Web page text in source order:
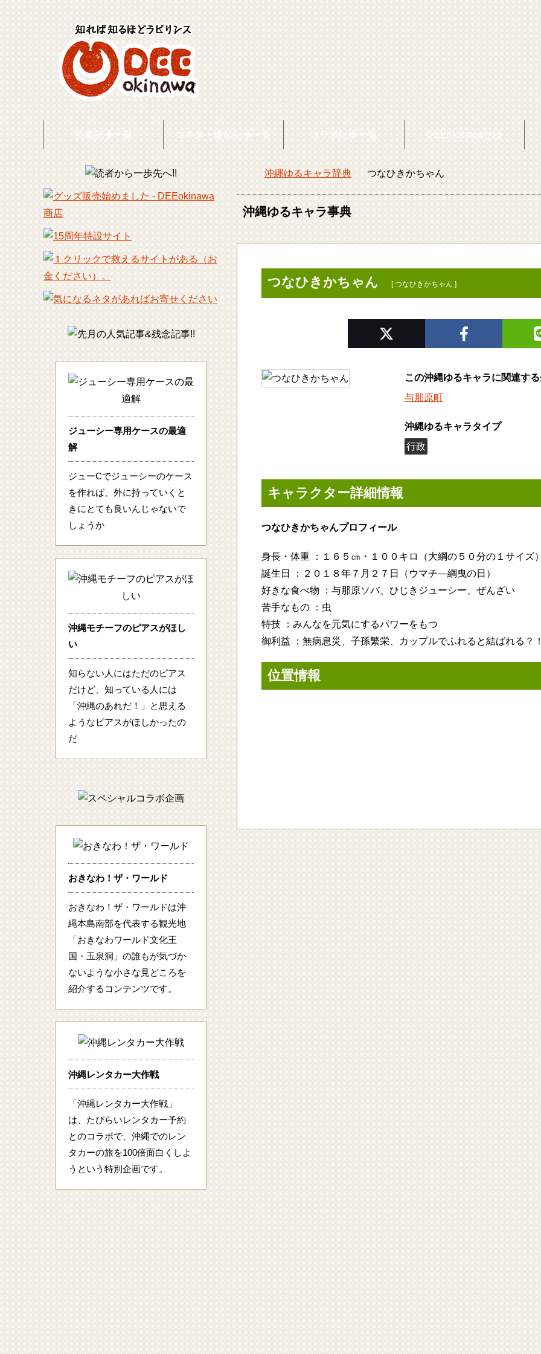
特集記事一覧 コネタ・連載記事一覧 コラボ記事一覧 DEEokinawaとは
DEEokinawaトップ
沖縄ゆるキャラ辞典 つなひきかちゃん
沖縄ゆるキャラ事典
つなひきかちゃん [ つなひきかちゃん ]
この沖縄ゆるキャラに関連す
与那原町
沖縄ゆるキャラタイプ
行政
キャラクター詳細情報
つなひきかちゃんプロフィール
身長・体重 ：１６５㎝・１００キロ（大綱の５０分の１サイズ
誕生日 ：２０１８年７月２７日（ウマチ―綱曳の日）
好きな食べ物 ：与那原ソバ、ひじきジューシー、ぜんざい
苦手なもの ：虫
特技 ：みんなを元気にするパワーをもつ
御利益 ：無病息災、子孫繁栄、カップルでふれると結ばれる？
位置情報
ジューシー専用ケースの最適
解
ジューCでジューシーのケース
を作れば、外に持っていくと
きにとても良いんじゃないで
しょうか
沖縄モチーフのピアスがほし
い
知らない人にはただのピアス
だけど、知っている人には
「沖縄のあれだ！」と思える
ようなピアスがほしかったの
だ
おきなわ！ザ・ワールド
おきなわ！ザ・ワールドは沖
縄本島南部を代表する観光地
「おきなわワールド文化王
国・玉泉洞」の誰もが気づか
ないような小さな見どころを
紹介するコンテンツです。
沖縄レンタカー大作戦
「沖縄レンタカー大作戦」
は、たびらいレンタカー予約
とのコラボで、沖縄でのレン
タカーの旅を100倍面白くしよ
うという特別企画です。